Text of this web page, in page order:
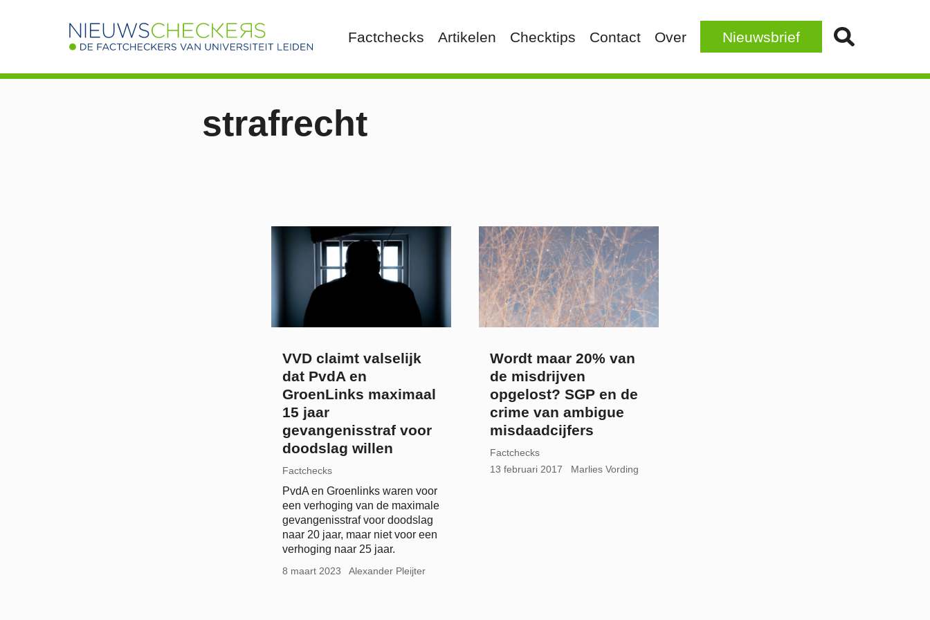
Factchecks Artikelen Checktips Contact Over Nieuwsbrief
strafrecht
VVD claimt valselijk
dat PvdA en
GroenLinks maximaal
15 jaar
gevangenisstraf voor
doodslag willen
Factchecks
PvdA en Groenlinks waren voor
een verhoging van de maximale
gevangenisstraf voor doodslag
naar 20 jaar, maar niet voor een
verhoging naar 25 jaar.
8 maart 2023 Alexander Pleijter
Wordt maar 20% van
de misdrijven
opgelost? SGP en de
crime van ambigue
misdaadcijfers
Factchecks
13 februari 2017
Marlies Vording